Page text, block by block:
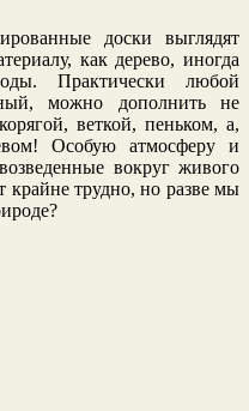
доски выглядят
как дерево, иногда
Практически любой
можно дополнить не
веткой, пеньком, а,
Особую атмосферу и
вокруг живого
крайне трудно, но разве мы